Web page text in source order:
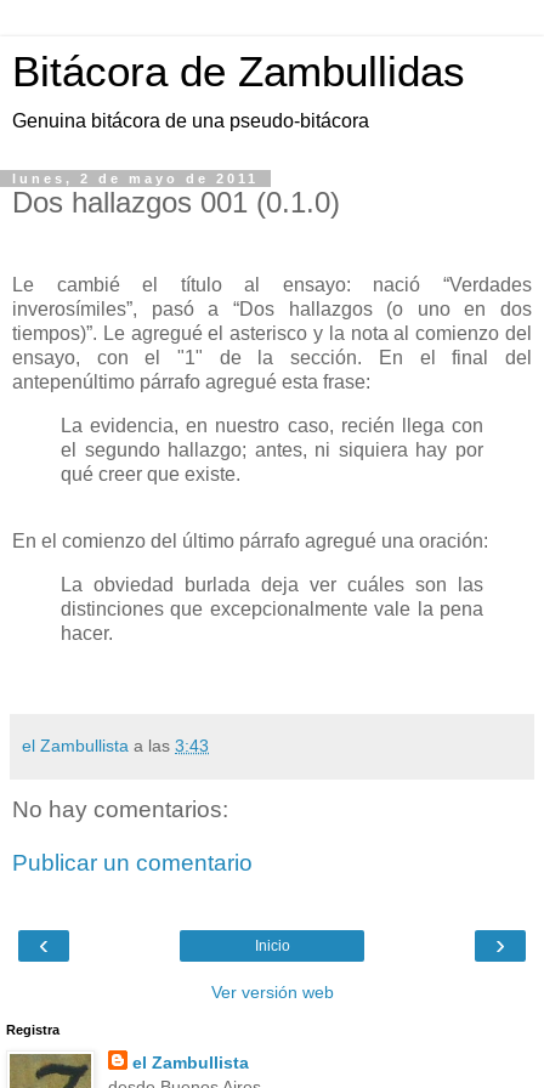
Bitácora de Zambullidas
Genuina bitácora de una pseudo-bitácora
lunes, 2 de mayo de 2011
Dos hallazgos 001 (0.1.0)
Le cambié el título al ensayo: nació “Verdades
inverosímiles”, pasó a “Dos hallazgos (o uno en dos
tiempos)”. Le agregué el asterisco y la nota al comienzo del
ensayo, con el "1" de la sección. En el final del
antepenúltimo párrafo agregué esta frase:
La evidencia, en nuestro caso, recién llega con
el segundo hallazgo; antes, ni siquiera hay por
qué creer que existe.
En el comienzo del último párrafo agregué una oración:
La obviedad burlada deja ver cuáles son las
distinciones que excepcionalmente vale la pena
hacer.
el Zambullista a las 3:43
No hay comentarios:
Publicar un comentario
‹ ›
Inicio
Ver versión web
Registra
el Zambullista